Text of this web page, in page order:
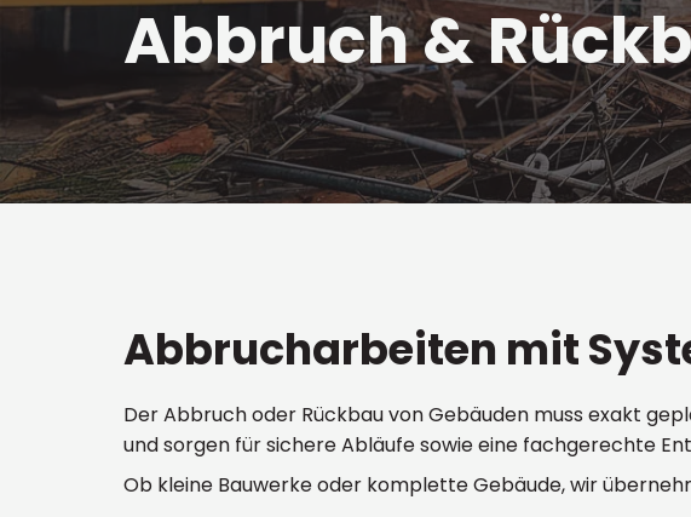
Abbruch &
Abbrucharbeiten mit
Der Abbruch oder Rückbau von Gebäuden muss exakt
und sorgen für sichere Abläufe sowie eine fachgerechte
Ob kleine Bauwerke oder komplette Gebäude, wir